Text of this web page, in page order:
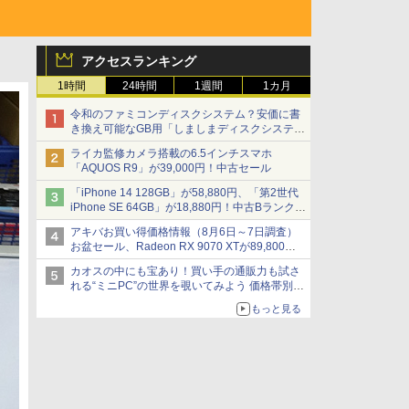
アクセスランキング
1時間 24時間 1週間 1カ月
令和のファミコンディスクシステム？安価に書
き換え可能なGB用「しましまディスクシステ
ム」
ライカ監修カメラ搭載の6.5インチスマホ
「AQUOS R9」が39,000円！中古セール
「iPhone 14 128GB」が58,880円、「第2世代
iPhone SE 64GB」が18,880円！中古Bランク品
セール
アキバお買い得価格情報（8月6日～7日調査）
お盆セール、Radeon RX 9070 XTが89,800
円、水平周波数24.8kHz対応の17型モニターが
9,801円、暑さ指数連動セール ほか
カオスの中にも宝あり！買い手の通販力も試さ
れる“ミニPC”の世界を覗いてみよう 価格帯別に
仕様や特徴を整理、11製品をピックアップ text
もっと見る